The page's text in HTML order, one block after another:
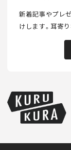
新着記事やプレ
けします。耳寄